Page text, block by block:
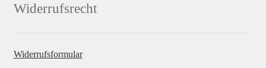
Widerrufsrecht
Widerrufsformular